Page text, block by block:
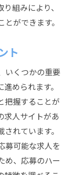
組みにより、
ができます。
ト
いくつかの重要
められます。
把握することが
求人サイトがあ
れています。
募可能な求人を
め、応募のハー